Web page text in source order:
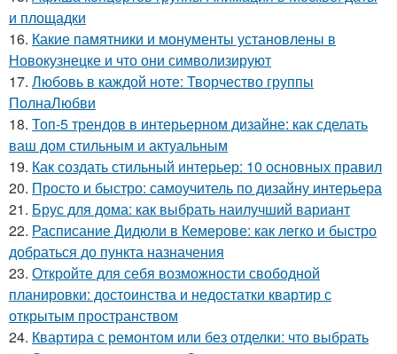
и площадки
16. Какие памятники и монументы установлены в
Новокузнецке и что они символизируют
17. Любовь в каждой ноте: Творчество группы
ПолнаЛюбви
18. Топ-5 трендов в интерьерном дизайне: как сделать
ваш дом стильным и актуальным
19. Как создать стильный интерьер: 10 основных правил
20. Просто и быстро: самоучитель по дизайну интерьера
21. Брус для дома: как выбрать наилучший вариант
22. Расписание Дидюли в Кемерове: как легко и быстро
добраться до пункта назначения
23. Откройте для себя возможности свободной
планировки: достоинства и недостатки квартир с
открытым пространством
24. Квартира с ремонтом или без отделки: что выбрать